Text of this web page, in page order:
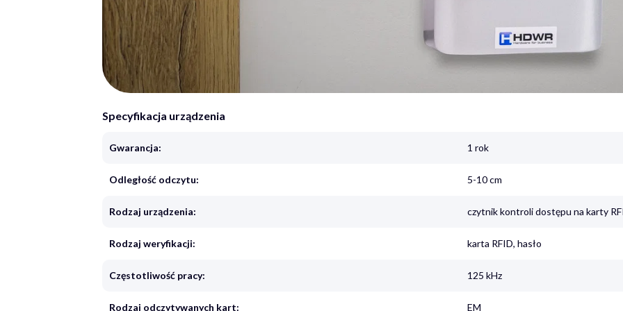
Specyfikacja urządzenia
Gwarancja: 1 rok
Odległość odczytu: 5-10 cm
Rodzaj urządzenia: czytnik kontroli dostępu na karty
Rodzaj weryfikacji: karta RFID, hasło
Częstotliwość pracy: 125 kHz
Rodzaj odczytywanych kart: EM